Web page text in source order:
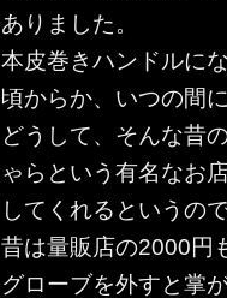
ありました。
本皮巻きハンドルに
頃からか、いつの間
どうして、そんな昔
ゃらという有名なお
してくれるというので
昔は量販店の2000円
グローブを外すと掌